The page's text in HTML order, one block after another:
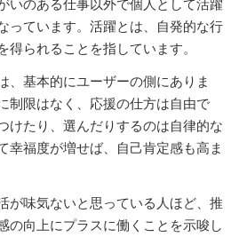
いのある仕事以外で個人として活躍
っています。活躍とは、自発的な行
得られることを指しています。
基本的にユーザーの側にありま
制限はなく、応援の仕方は自由で
けたり、選んだりするのは自律的な
幸福度が増せば、自己肯定感も高ま
が味気ないと思っている人ほど、推
の向上にプラスに働くことを示唆し